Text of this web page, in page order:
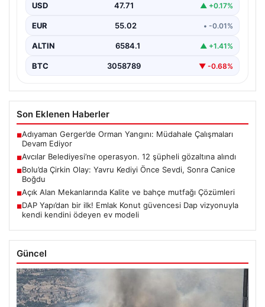
USD 47.71 ▲ +0.17%
EUR 55.02 • -0.01%
ALTIN 6584.1 ▲ +1.41%
BTC 3058789 ▼ -0.68%
Son Eklenen Haberler
■Adıyaman Gerger’de Orman Yangını: Müdahale Çalışmaları
Devam Ediyor
■Avcılar Belediyesi’ne operasyon. 12 şüpheli gözaltına alındı
■Bolu’da Çirkin Olay: Yavru Kediyi Önce Sevdi, Sonra Canice
Boğdu
■Açık Alan Mekanlarında Kalite ve bahçe mutfağı Çözümleri
■DAP Yapı’dan bir ilk! Emlak Konut güvencesi Dap vizyonuyla
kendi kendini ödeyen ev modeli
Güncel